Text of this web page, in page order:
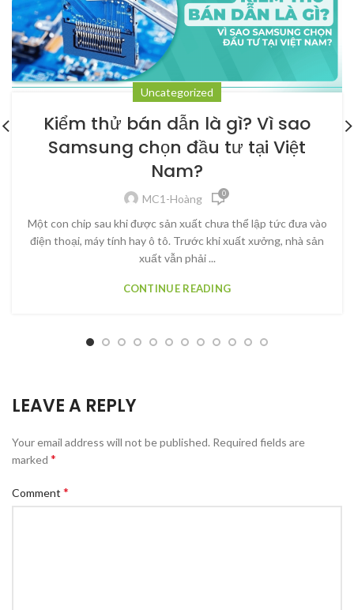
Uncategorized
Kiểm thử bán dẫn là gì? Vì sao
Samsung chọn đầu tư tại Việt
Nam?
MC1-Hoàng 0
Một con chip sau khi được sản xuất chưa thể lập tức đưa vào
điện thoại, máy tính hay ô tô. Trước khi xuất xưởng, nhà sản
xuất vẫn phải ...
CONTINUE READING
LEAVE A REPLY
Your email address will not be published. Required fields are
marked *
Comment *